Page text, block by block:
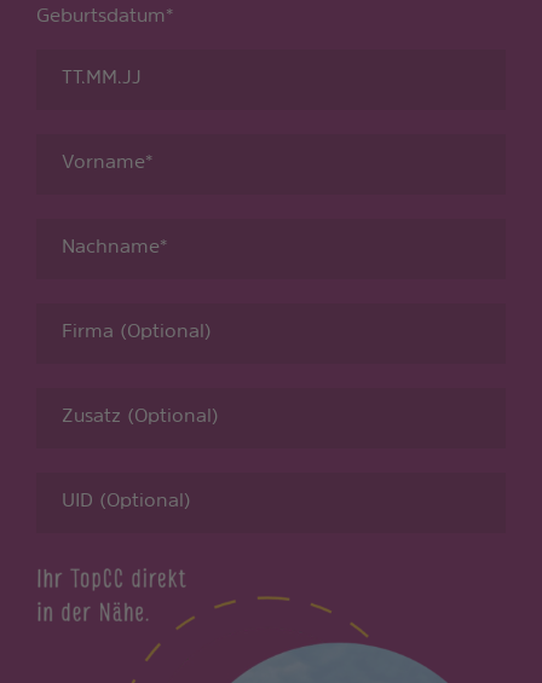
Geburtsdatum*